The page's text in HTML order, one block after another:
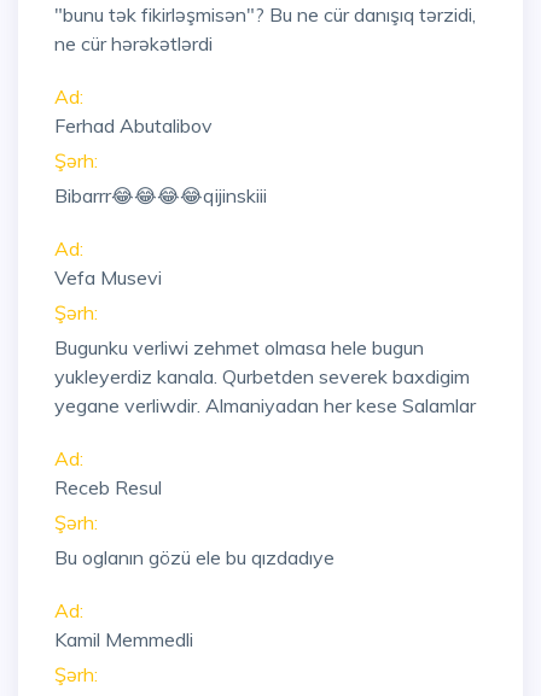
"bunu tək fikirləşmisən"? Bu ne cür danışıq tərzidi,
ne cür hərəkətlərdi
Ad:
Ferhad Abutalibov
Şərh:
Bibarrr😂😂😂😂qijinskiii
Ad:
Vefa Musevi
Şərh:
Bugunku verliwi zehmet olmasa hele bugun
yukleyerdiz kanala. Qurbetden severek baxdigim
yegane verliwdir. Almaniyadan her kese Salamlar
Ad:
Receb Resul
Şərh:
Bu oglanın gözü ele bu qızdadıye
Ad:
Kamil Memmedli
Şərh: